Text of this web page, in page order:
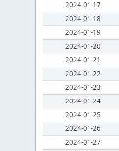
2024-01-17
2024-01-18
2024-01-19
2024-01-20
2024-01-21
2024-01-22
2024-01-23
2024-01-24
2024-01-25
2024-01-26
2024-01-27